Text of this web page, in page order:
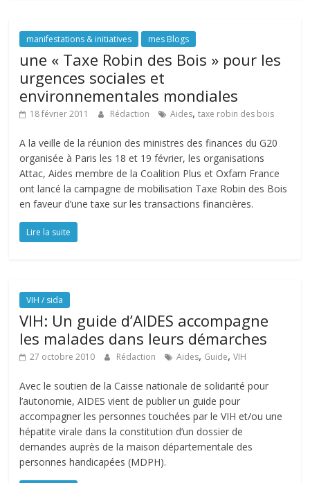
manifestations & initiatives mes Blogs
une « Taxe Robin des Bois » pour les
urgences sociales et
environnementales mondiales
18 février 2011 Rédaction Aides,taxe robin des bois
A la veille de la réunion des ministres des finances du G20
organisée à Paris les 18 et 19 février, les organisations
Attac, Aides membre de la Coalition Plus et Oxfam France
ont lancé la campagne de mobilisation Taxe Robin des Bois
en faveur d’une taxe sur les transactions financières.
Lire la suite
VIH / sida
VIH: Un guide d’AIDES accompagne
les malades dans leurs démarches
27 octobre 2010 Rédaction Aides, Guide,VIH
Avec le soutien de la Caisse nationale de solidarité pour
l’autonomie, AIDES vient de publier un guide pour
accompagner les personnes touchées par le VIH et/ou une
hépatite virale dans la constitution d’un dossier de
demandes auprès de la maison départementale des
personnes handicapées (MDPH).